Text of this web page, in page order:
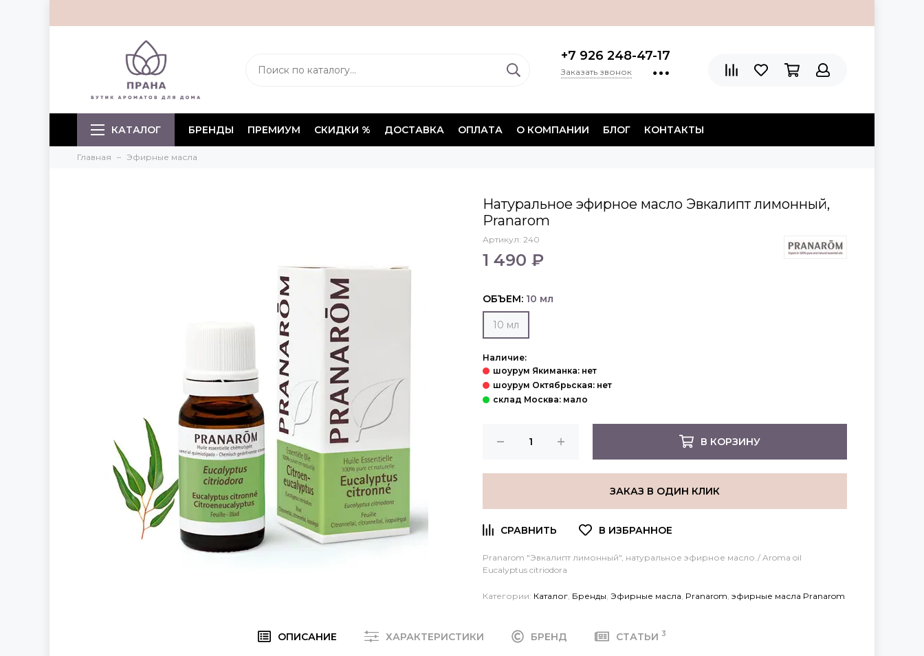
+7 926 248-47-17
Заказать звонок
КАТАЛОГ БРЕНДЫ ПРЕМИУМ СКИДКИ % ДОСТАВКА ОПЛАТА О КОМПАНИИ БЛОГ КОНТАКТЫ
Главная Эфирные масла
Натуральное эфирное масло Эвкалипт лимонный,
Pranarom
Артикул: 240
1 490 ₽
ОБЪЕМ: 10 мл
10 мл
Наличие:
В КОРЗИНУ
ЗАКАЗ В ОДИН КЛИК
Pranarom "Эвкалипт лимонный", натуральное эфирное масло./ Aroma oil
Eucalyptus citriodora
Категории: Каталог Бренды Эфирные масла Pranarom эфирные масла Pranarom
ОПИСАНИЕ ХАРАКТЕРИСТИКИ БРЕНД СТАТЬИ 3